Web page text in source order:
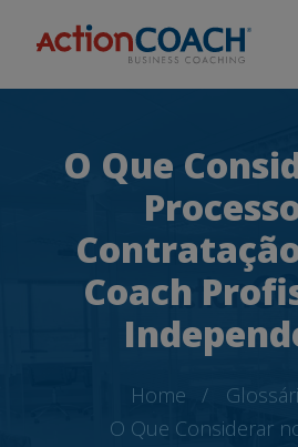
O Que
Coach
Home
O Que Considerar